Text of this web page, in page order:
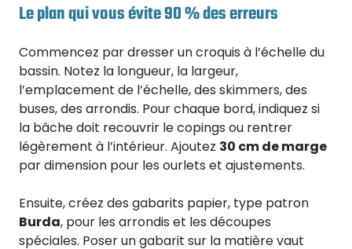
Le plan qui vous évite 90 % des erreurs
Commencez par dresser un croquis à l’échelle du
bassin. Notez la longueur, la largeur,
l’emplacement de l’échelle, des skimmers, des
buses, des arrondis. Pour chaque bord, indiquez si
la bâche doit recouvrir le copings ou rentrer
légèrement à l’intérieur. Ajoutez 30 cm de marge
par dimension pour les ourlets et ajustements.
Ensuite, créez des gabarits papier, type patron
Burda, pour les arrondis et les découpes
spéciales. Poser un gabarit sur la matière vaut